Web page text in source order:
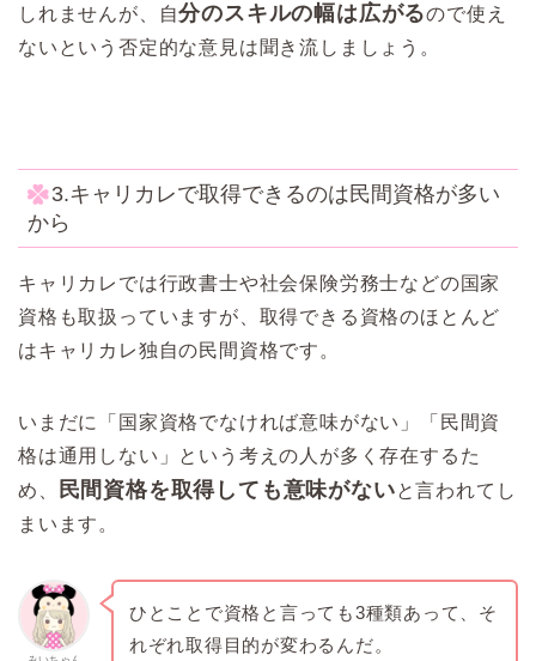
しれませんが、自分のスキルの幅は広がるので使え
ないという否定的な意見は聞き流しましょう。
3.キャリカレで取得できるのは民間資格が多い
から
キャリカレでは行政書士や社会保険労務士などの国家
資格も取扱っていますが、取得できる資格のほとんど
はキャリカレ独自の民間資格です。
いまだに「国家資格でなければ意味がない」「民間資
格は通用しない」という考えの人が多く存在するた
め、
民間資格を取得しても意味がないと言われてし
まいます。
ひとことで資格と言っても3種類あって、そ
れぞれ取得目的が変わるんだ。